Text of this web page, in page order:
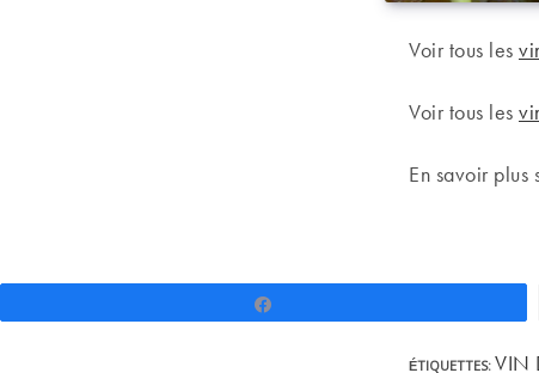
Voir tous les
Voir tous les
En savoir plus
ÉTIQUETTES: VIN